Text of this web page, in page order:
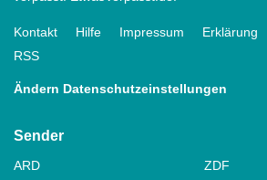
Kontakt Hilfe Impressum Erklärung
RSS
Ändern Datenschutzeinstellungen
Sender
ARD
ZDF